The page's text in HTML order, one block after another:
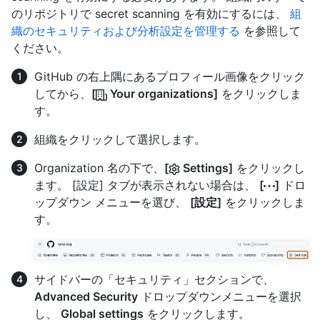
のリポジトリで secret scanning を有効にするには、 組
織のセキュリティおよび分析設定を管理する を参照して
ください。
GitHub の右上隅にあるプロフィール画像をクリック
してから、 [ Your organizations] をクリックしま
す。
組織をクリックして選択します。
Organization 名の下で、 [ Settings] をクリックし
ます。 [設定] タブが表示されない場合は、 [ ] ドロ
ップダウン メニューを選び、 [設定] をクリックしま
す。
サイドバーの「セキュリティ」セクションで、
Advanced Security ドロップダウンメニューを選択
し、 Global settings をクリックします。